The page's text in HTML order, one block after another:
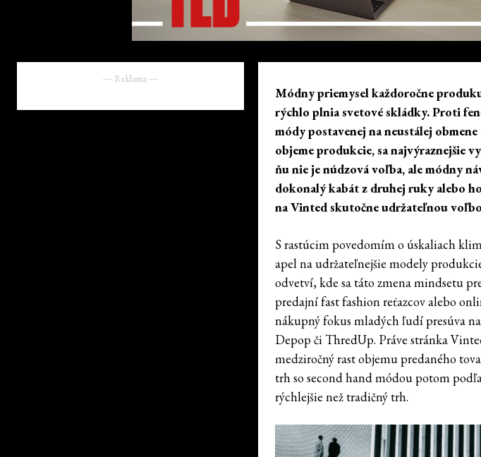
― Reklama ―
Módny priemysel každoročne
rýchlo plnia svetové skládky. Proti
módy postavenej na neustálej
objeme produkcie, sa najvýraznejšie
ňu nie je núdzová voľba, ale módny
dokonalý kabát z druhej ruky alebo
na Vinted skutočne udržateľnou
S rastúcim povedomím o úskaliach
apel na udržateľnejšie modely
odvetví, kde sa táto zmena mindsetu
predajní fast fashion reťazcov alebo
nákupný fokus mladých ľudí presúva
Depop či ThredUp. Práve stránka
medziročný rast objemu predaného
trh so second hand módou potom
rýchlejšie než tradičný trh.